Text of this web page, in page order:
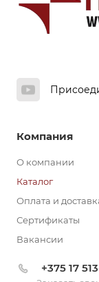
Компания
О компании
Каталог
Оплата и
Сертификаты
Вакансии
+375 17